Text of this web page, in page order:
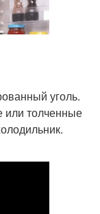
уголь.
толченные